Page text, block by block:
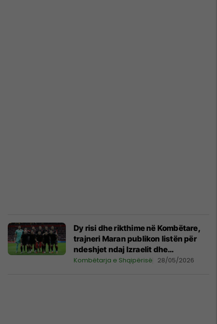
Dy risi dhe rikthime në Kombëtare,
trajneri Maran publikon listën për
ndeshjet ndaj Izraelit dhe
Luksemburgut
Kombëtarja e Shqipërisë 28/05/2026